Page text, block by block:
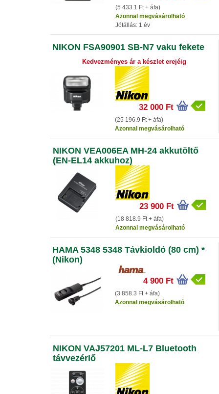
(5 433.1 Ft + áfa)
Azonnal megvásárolható
Jótállás: 1 év
NIKON FSA90901 SB-N7 vaku fekete
Kedvezményes ár a készlet erejéig
32 000 Ft
(25 196.9 Ft + áfa)
Azonnal megvásárolható
NIKON VEA006EA MH-24 akkutöltő
(EN-EL14 akkuhoz)
23 900 Ft
(18 818.9 Ft + áfa)
Azonnal megvásárolható
HAMA 5348 5348 Távkioldó (80 cm) *
(Nikon)
4 900 Ft
(3 858.3 Ft + áfa)
Azonnal megvásárolható
NIKON VAJ57201 ML-L7 Bluetooth
távvezérlő